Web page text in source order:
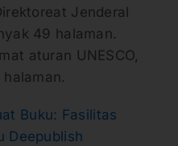
Jenderal
49 halaman.
aturan UNESCO,
Buku: Fasilitas
Deepublish